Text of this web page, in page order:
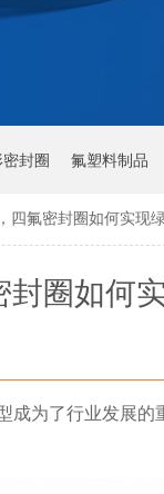
封圈 氟塑料制品
四氟密封圈如何实现
圈如何
成为了行业发展